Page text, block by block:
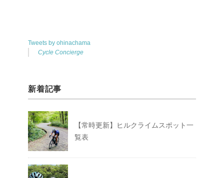
Tweets by ohinachama
Cycle Concierge
新着記事
【常時更新】ヒルクライムスポット一
覧表